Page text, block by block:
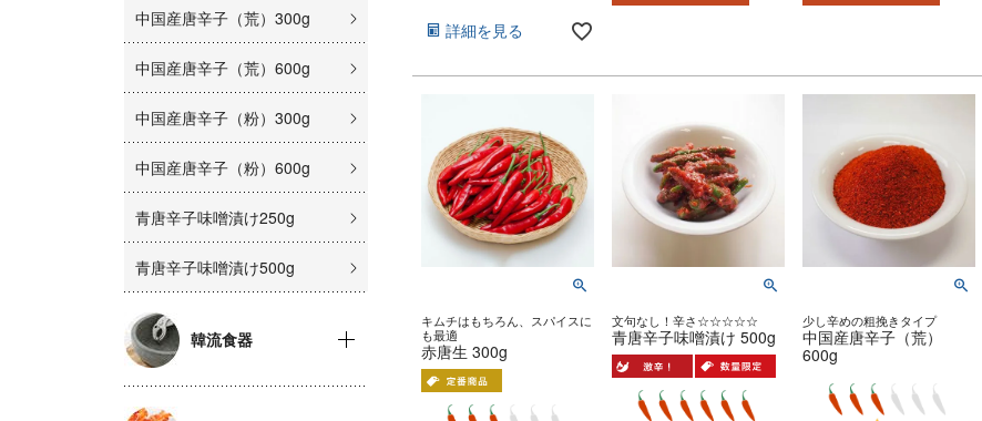
中国産唐辛子（荒）300g
中国産唐辛子（荒）600g
中国産唐辛子（粉）300g
中国産唐辛子（粉）600g
青唐辛子味噌漬け250g
青唐辛子味噌漬け500g
韓流食器
詳細を見る
キムチはもちろん、スパイスに
も最適
赤唐生 300g
文句なし！辛さ☆☆☆☆☆
青唐辛子味噌漬け 500g
少し辛めの粗挽きタイプ
中国産唐辛子（荒）
600g